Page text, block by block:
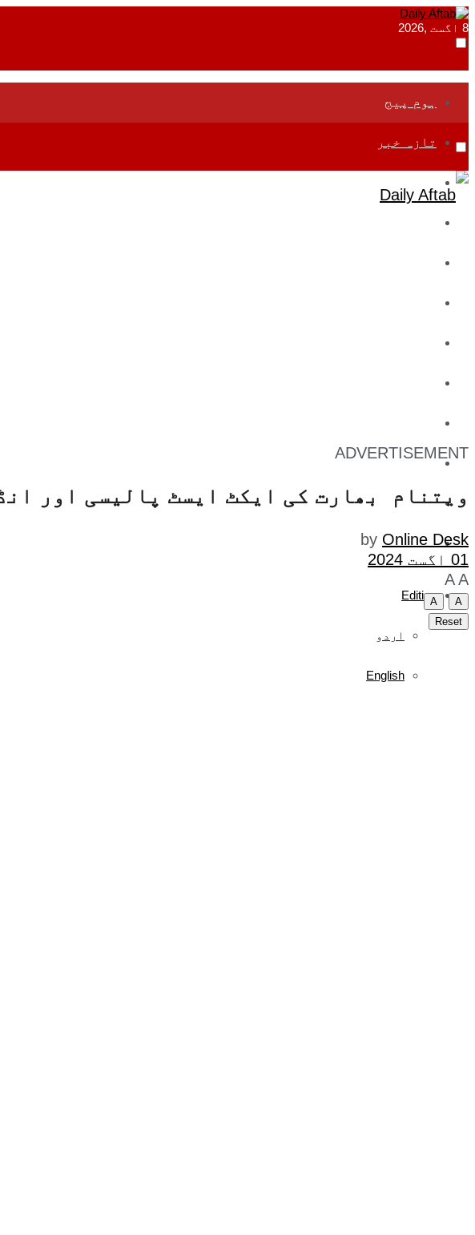
8 اگست ,2026
ہوم پیج
تازہ خبر
تفریح
صحت
آج کا اخبار
Edition
اردو
English
ADVERTISEMENT
ویتنام بھارت کی ایکٹ ایسٹ پالیسی اور
by Online Desk
01 اگست 2024
A A
A
A
Reset